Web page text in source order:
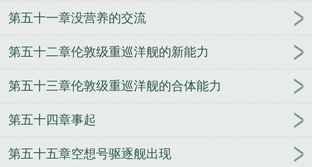
第五十一章没营养的交流
第五十二章伦敦级重巡洋舰的新能力
第五十三章伦敦级重巡洋舰的合体能力
第五十四章事起
第五十五章空想号驱逐舰出现